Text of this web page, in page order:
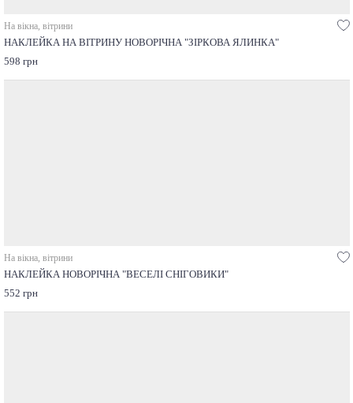
На вікна, вітрини
НАКЛЕЙКА НА ВІТРИНУ НОВОРІЧНА "ЗІРКОВА ЯЛИНКА"
598 грн
На вікна, вітрини
НАКЛЕЙКА НОВОРІЧНА "ВЕСЕЛІ СНІГОВИКИ"
552 грн